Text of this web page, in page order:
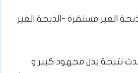
⁦-⁩الذبحة المستقرة ⁦-⁩الذبحة الغير مستقرة ⁦-⁩الذبحة الغير
نتيجة بذل مجهود كبير و